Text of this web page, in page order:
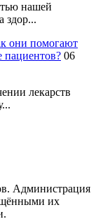
нашей
здор...
они помогают
пациентов? 06
лекарств
Администрация
их